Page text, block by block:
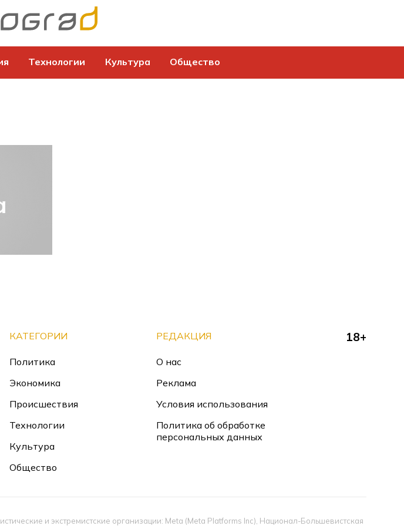
Технологии Культура Общество
КАТЕГОРИИ
Политика
Экономика
Происшествия
Технологии
Культура
Общество
РЕДАКЦИЯ
О нас
Реклама
Условия использования
Политика об обработке
персональных данных
18+
и экстремистские организации: Meta (Meta Platforms Inc), Национал-Большевистская